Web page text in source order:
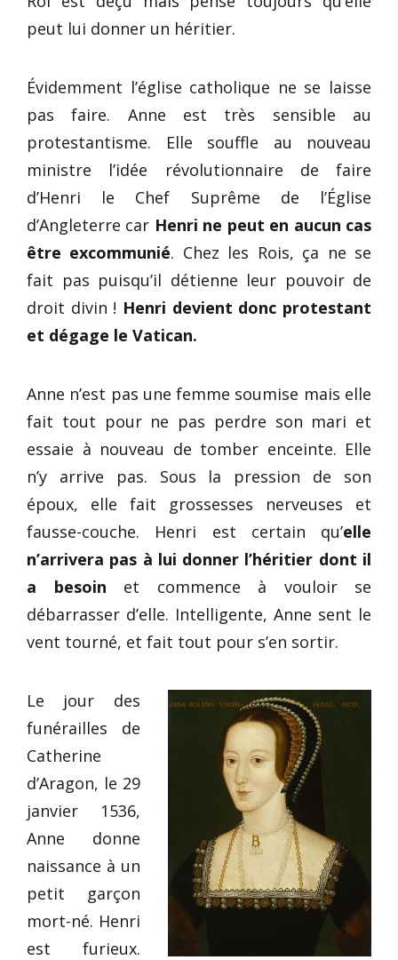
peut lui donner un héritier.
Évidemment l’église catholique ne se laisse
pas faire. Anne est très sensible au
protestantisme. Elle souffle au nouveau
ministre l’idée révolutionnaire de faire
d’Henri le Chef Suprême de l’Église
d’Angleterre car Henri ne peut en aucun cas
être excommunié. Chez les Rois, ça ne se
fait pas puisqu’il détienne leur pouvoir de
droit divin ! Henri devient donc protestant
et dégage le Vatican.
Anne n’est pas une femme soumise mais elle
fait tout pour ne pas perdre son mari et
essaie à nouveau de tomber enceinte. Elle
n’y arrive pas. Sous la pression de son
époux, elle fait grossesses nerveuses et
fausse-couche. Henri est certain qu’elle
n’arrivera pas à lui donner l’héritier dont il
a besoin et commence à vouloir se
débarrasser d’elle. Intelligente, Anne sent le
vent tourné, et fait tout pour s’en sortir.
Le jour des
funérailles de
Catherine
d’Aragon, le 29
janvier 1536,
Anne donne
naissance à un
petit garçon
mort-né. Henri
est furieux.